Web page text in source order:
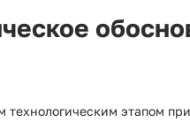
технологическим этапом